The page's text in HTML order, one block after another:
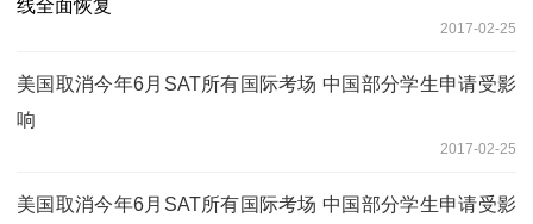
2017-02-25
美国取消今年6月SAT所有国际考场 中国部分学生申请受影
响
2017-02-25
美国取消今年6月SAT所有国际考场 中国部分学生申请受影